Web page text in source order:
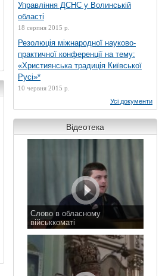
Управління ДСНС у Волинській
області
18 серпня 2015 р.
Резолюція міжнародної науково-
практичної конференції на тему:
«Християнська традиція Київської
Русі»*
10 червня 2015 р.
Усі документи
Відеотека
Слово в обласному
військкоматі